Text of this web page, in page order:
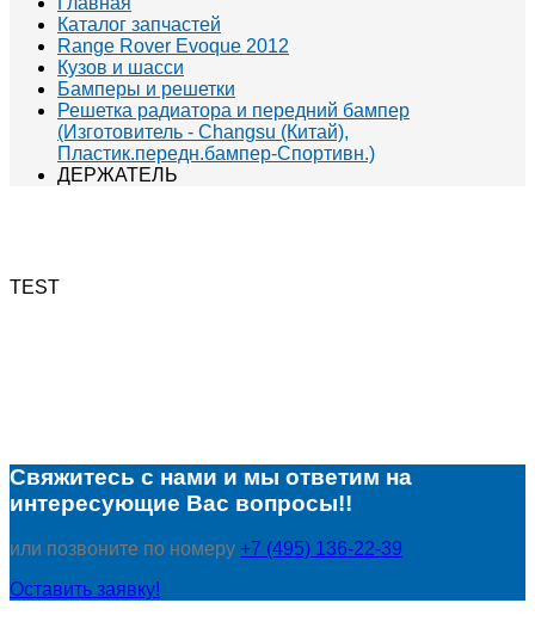
Каталог запчастей
Range Rover Evoque 2012
Кузов и шасси
Бамперы и решетки
Решетка радиатора и передний бампер
(Изготовитель - Changsu (Китай),
Пластик.передн.бампер-Спортивн.)
ДЕРЖАТЕЛЬ
TEST
Свяжитесь с нами и мы ответим на
интересующие Вас вопросы!!
или позвоните по номеру +7 (495) 136-22-39
Оставить заявку!